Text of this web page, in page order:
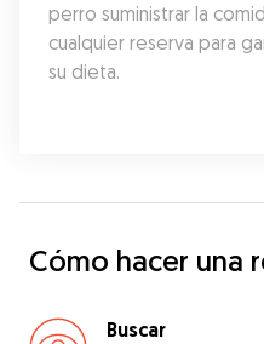
perro suministrar la
cualquier reserva para
su dieta.
Cómo hacer una
Buscar